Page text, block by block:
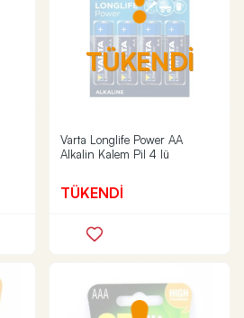
TÜKENDİ
Varta Longlife Power AA
Alkalin Kalem Pil 4 lü
TÜKENDİ